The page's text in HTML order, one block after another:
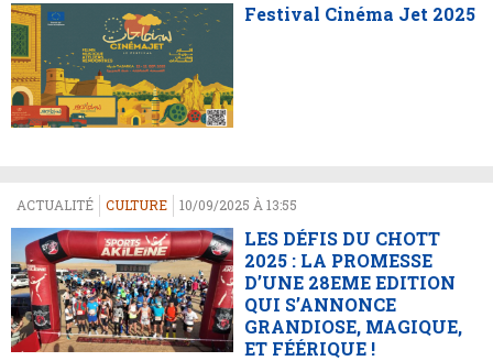
Festival Cinéma Jet 2025
ACTUALITÉ CULTURE 10/09/2025 À 13:55
LES DÉFIS DU CHOTT
2025 : LA PROMESSE
D’UNE 28EME EDITION
QUI S’ANNONCE
GRANDIOSE, MAGIQUE,
ET FÉÉRIQUE !